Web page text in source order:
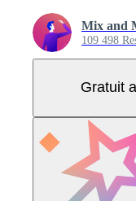
Mix and
109 498
Gratuit